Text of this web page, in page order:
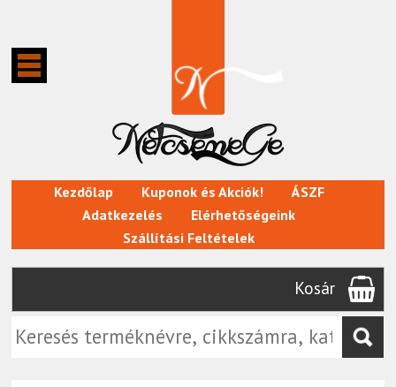
Kezdőlap Kuponok és Akciók!
ÁSZF
Adatkezelés
Elérhetőségeink
Szállítási Feltételek
Kosár